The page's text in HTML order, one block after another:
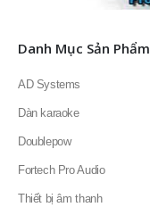
Danh Mục Sản Phẩm
AD Systems
Dàn karaoke
Doublepow
Fortech Pro Audio
Thiết bị âm thanh